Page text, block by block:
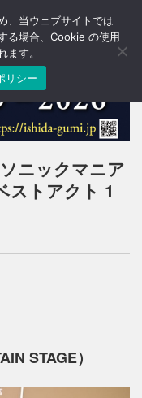
T
o
a
v
i
g
n
ニックマニア
ストアクト 1
STAGE）
、当ウェブサイトでは
る場合、Cookie の使用
ます。
リシー